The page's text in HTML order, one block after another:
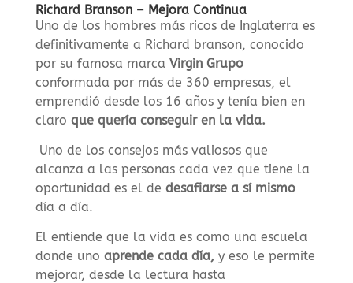
Richard Branson – Mejora Continua
Uno de los hombres más ricos de Inglaterra es
definitivamente a Richard branson, conocido
por su famosa marca Virgin Grupo
conformada por más de 360 empresas, el
emprendió desde los 16 años y tenía bien en
claro que quería conseguir en la vida.
Uno de los consejos más valiosos que
alcanza a las personas cada vez que tiene la
oportunidad es el de desafiarse a sí mismo
día a día.
El entiende que la vida es como una escuela
donde uno aprende cada día, y eso le permite
mejorar, desde la lectura hasta